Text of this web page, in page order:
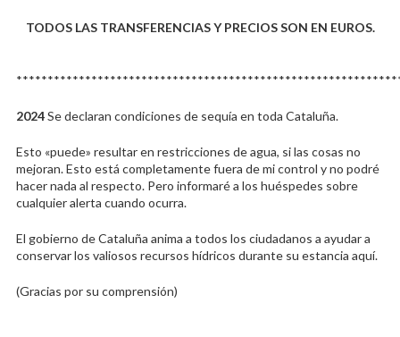
TODOS LAS TRANSFERENCIAS Y PRECIOS SON EN EUROS.
2024Se declaran condiciones de sequía en toda Cataluña.
Esto «puede» resultar en restricciones de agua, si las cosas no
mejoran. Esto está completamente fuera de mi control y no podré
hacer nada al respecto. Pero informaré a los huéspedes sobre
cualquier alerta cuando ocurra.
El gobierno de Cataluña anima a todos los ciudadanos a ayudar a
conservar los valiosos recursos hídricos durante su estancia aquí.
(Gracias por su comprensión)